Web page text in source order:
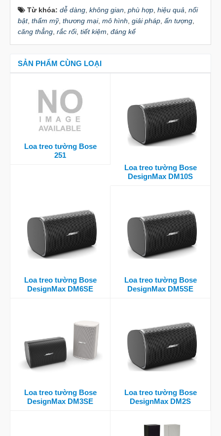
Từ khóa: dễ dàng không gian phù hợp hiệu quả nổi
bật, thẩm mỹ, thương mại, mô hình giải pháp ấn tượng
căng thẳng rắc rối, tiết kiệm đáng kể
SẢN PHẨM CÙNG LOẠI
Loa treo tường Bose
251
Loa treo tường Bose
DesignMax DM10S
Loa treo tường Bose
DesignMax DM6SE
Loa treo tường Bose
DesignMax DM5SE
Loa treo tường Bose
DesignMax DM3SE
Loa treo tường Bose
DesignMax DM2S